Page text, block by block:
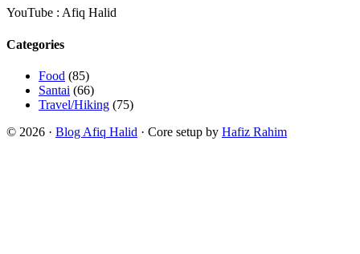
YouTube : Afiq Halid
Categories
Food (85)
Santai (66)
Travel/Hiking (75)
© 2026 · Blog Afiq Halid · Core setup by Hafiz Rahim